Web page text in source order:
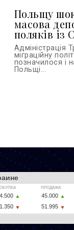
Польщу
масова
поляків із
Адміністрація
міграційну
позначилося і
Польщі...